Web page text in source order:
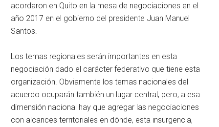
acordaron en Quito en la mesa de negociaciones en el
año 2017 en el gobierno del presidente Juan Manuel
Santos.
Los temas regionales serán importantes en esta
negociación dado el carácter federativo que tiene esta
organización. Obviamente los temas nacionales del
acuerdo ocuparán también un lugar central, pero, a esa
dimensión nacional hay que agregar las negociaciones
con alcances territoriales en dónde, esta insurgencia,